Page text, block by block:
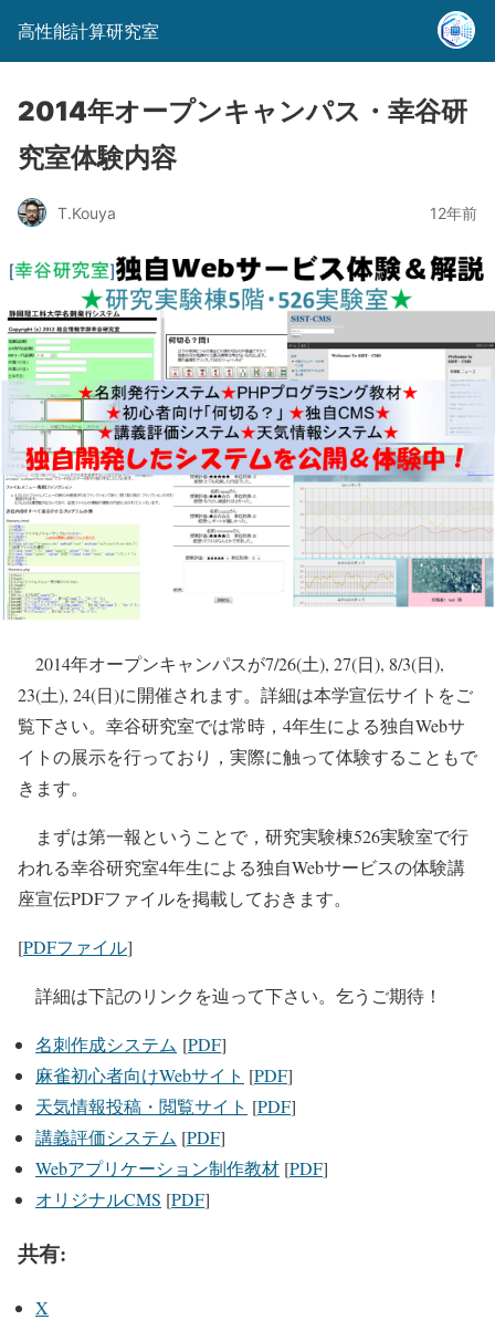
高性能計算研究室
2014年オープンキャンパス・幸谷研
究室体験内容
T.Kouya 12年前
2014年オープンキャンパスが7/26(土), 27(日), 8/3(日),
23(土), 24(日)に開催されます。詳細は本学宣伝サイトをご
覧下さい。幸谷研究室では常時，4年生による独自Webサ
イトの展示を行っており，実際に触って体験することもで
きます。
まずは第一報ということで，研究実験棟526実験室で行
われる幸谷研究室4年生による独自Webサービスの体験講
座宣伝PDFファイルを掲載しておきます。
[PDFファイル]
詳細は下記のリンクを辿って下さい。乞うご期待！
名刺作成システム [PDF]
麻雀初心者向けWebサイト [PDF]
天気情報投稿・閲覧サイト [PDF]
講義評価システム [PDF]
Webアプリケーション制作教材 [PDF]
オリジナルCMS [PDF]
共有:
X